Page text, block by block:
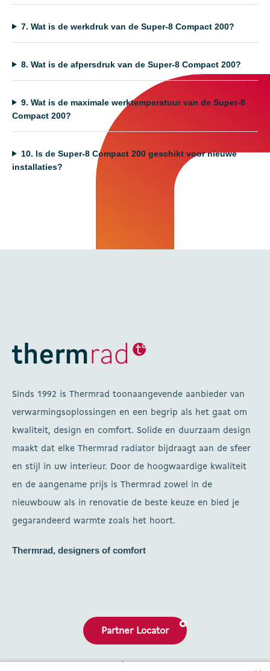
7. Wat is de werkdruk van de Super-8 Compact 200?
8. Wat is de afpersdruk van de Super-8 Compact 200?
9. Wat is de maximale werktemperatuur van de Super-8
Compact 200?
10. Is de Super-8 Compact 200 geschikt voor nieuwe
installaties?
Sinds 1992 is Thermrad toonaangevende aanbieder van
verwarmingsoplossingen en een begrip als het gaat om
kwaliteit, design en comfort. Solide en duurzaam design
maakt dat elke Thermrad radiator bijdraagt aan de sfeer
en stijl in uw interieur. Door de hoogwaardige kwaliteit
en de aangename prijs is Thermrad zowel in de
nieuwbouw als in renovatie de beste keuze en bied je
gegarandeerd warmte zoals het hoort.
Thermrad, designers of comfort
Partner Locator